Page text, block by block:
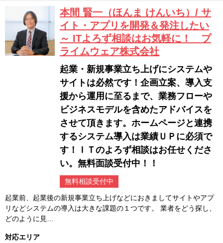
本間 賢一（ほんま けんいち）/ サ
イト・アプリを開発＆発注したい
～ ITよろず相談はお気軽に！ プ
ライムウェア株式会社
起業・新規事業立ち上げにシステムや
サイトは必然です！企画立案、導入支
援から運用に至るまで、業務フローや
ビジネスモデルを含めたアドバイスを
させて頂きます。ホームページと連携
するシステム導入は業績ＵＰに必須で
す！ＩＴのよろず相談はお任せくださ
い。無料面談受付中！！
無料相談受付中
起業前、起業後の新規事業立ち上げなどにおきましてサイトやアプ
リなどシステムの導入は大きな課題の１つです。 業者をどう探し、
どのように見…
対応エリア